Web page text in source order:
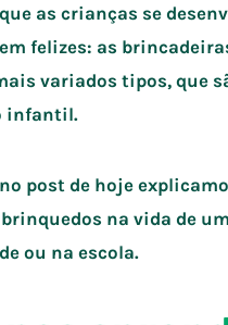
as crianças se
felizes: as
variados tipos, que
infantil.
post de hoje
na vida de
ou na escola.